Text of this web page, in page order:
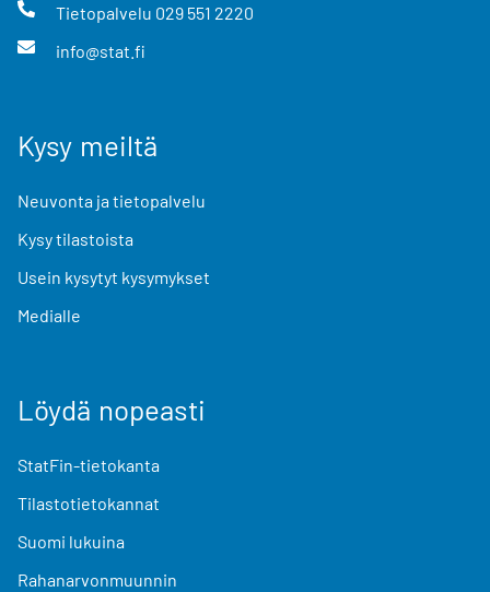
Tietopalvelu 029 551 2220
info@stat.fi
Kysy meiltä
Neuvonta ja tietopalvelu
Kysy tilastoista
Usein kysytyt kysymykset
Medialle
Löydä nopeasti
StatFin-tietokanta
Tilastotietokannat
Suomi lukuina
Rahanarvonmuunnin